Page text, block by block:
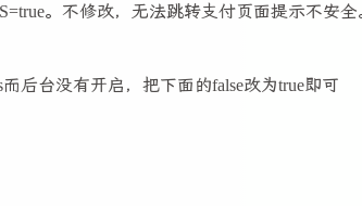
。不修改，无法跳转支付页面提示不安全
后台没有开启，把下面的false改为true即可